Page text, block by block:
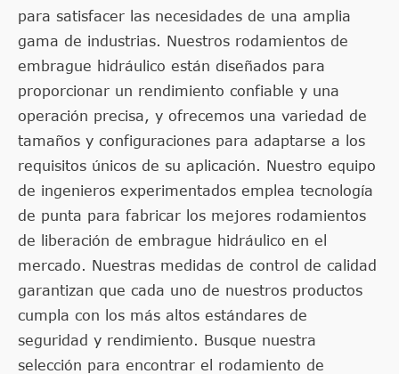
para satisfacer las necesidades de una amplia
gama de industrias. Nuestros rodamientos de
embrague hidráulico están diseñados para
proporcionar un rendimiento confiable y una
operación precisa, y ofrecemos una variedad de
tamaños y configuraciones para adaptarse a los
requisitos únicos de su aplicación. Nuestro equipo
de ingenieros experimentados emplea tecnología
de punta para fabricar los mejores rodamientos
de liberación de embrague hidráulico en el
mercado. Nuestras medidas de control de calidad
garantizan que cada uno de nuestros productos
cumpla con los más altos estándares de
seguridad y rendimiento. Busque nuestra
selección para encontrar el rodamiento de